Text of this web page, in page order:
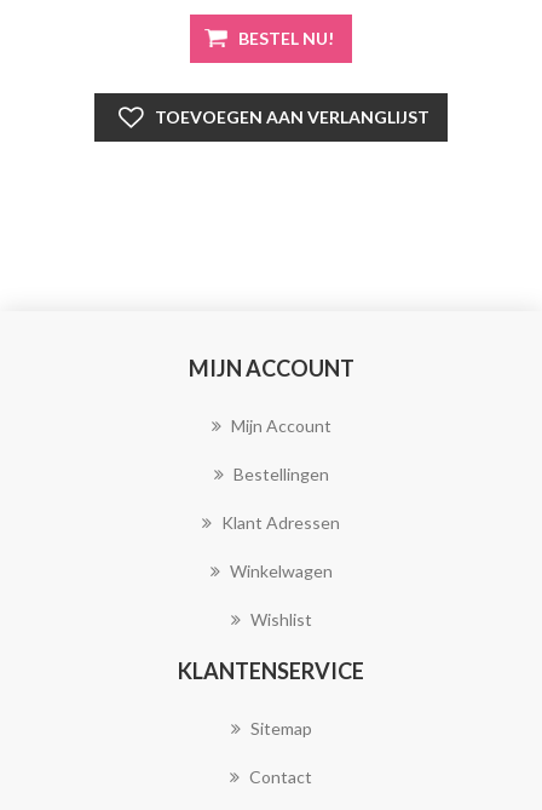
MIJN ACCOUNT
Mijn Account
Bestellingen
Klant Adressen
Winkelwagen
Wishlist
KLANTENSERVICE
Sitemap
Contact